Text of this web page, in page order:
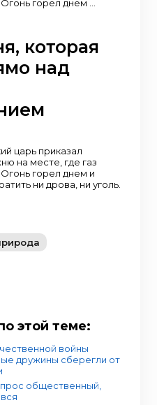
горел днем и
которая
над
царь приказал
на месте, где газ
горел днем и
ни дрова, ни уголь.
этой теме:
войны
дружины сберегли от
общественный,